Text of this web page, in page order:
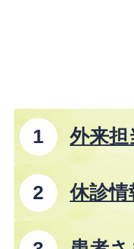
外来担
休診情